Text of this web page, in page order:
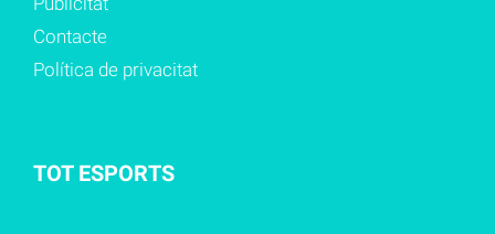
Contacte
Política de privacitat
TOT ESPORTS